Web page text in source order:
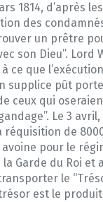
1814, d’après
des
un prêtre
son Dieu”. Lord
ce que
supplice pût
ceux qui
Le 3 avril,
réquisition de
pour le
Garde du Roi et
le
est le